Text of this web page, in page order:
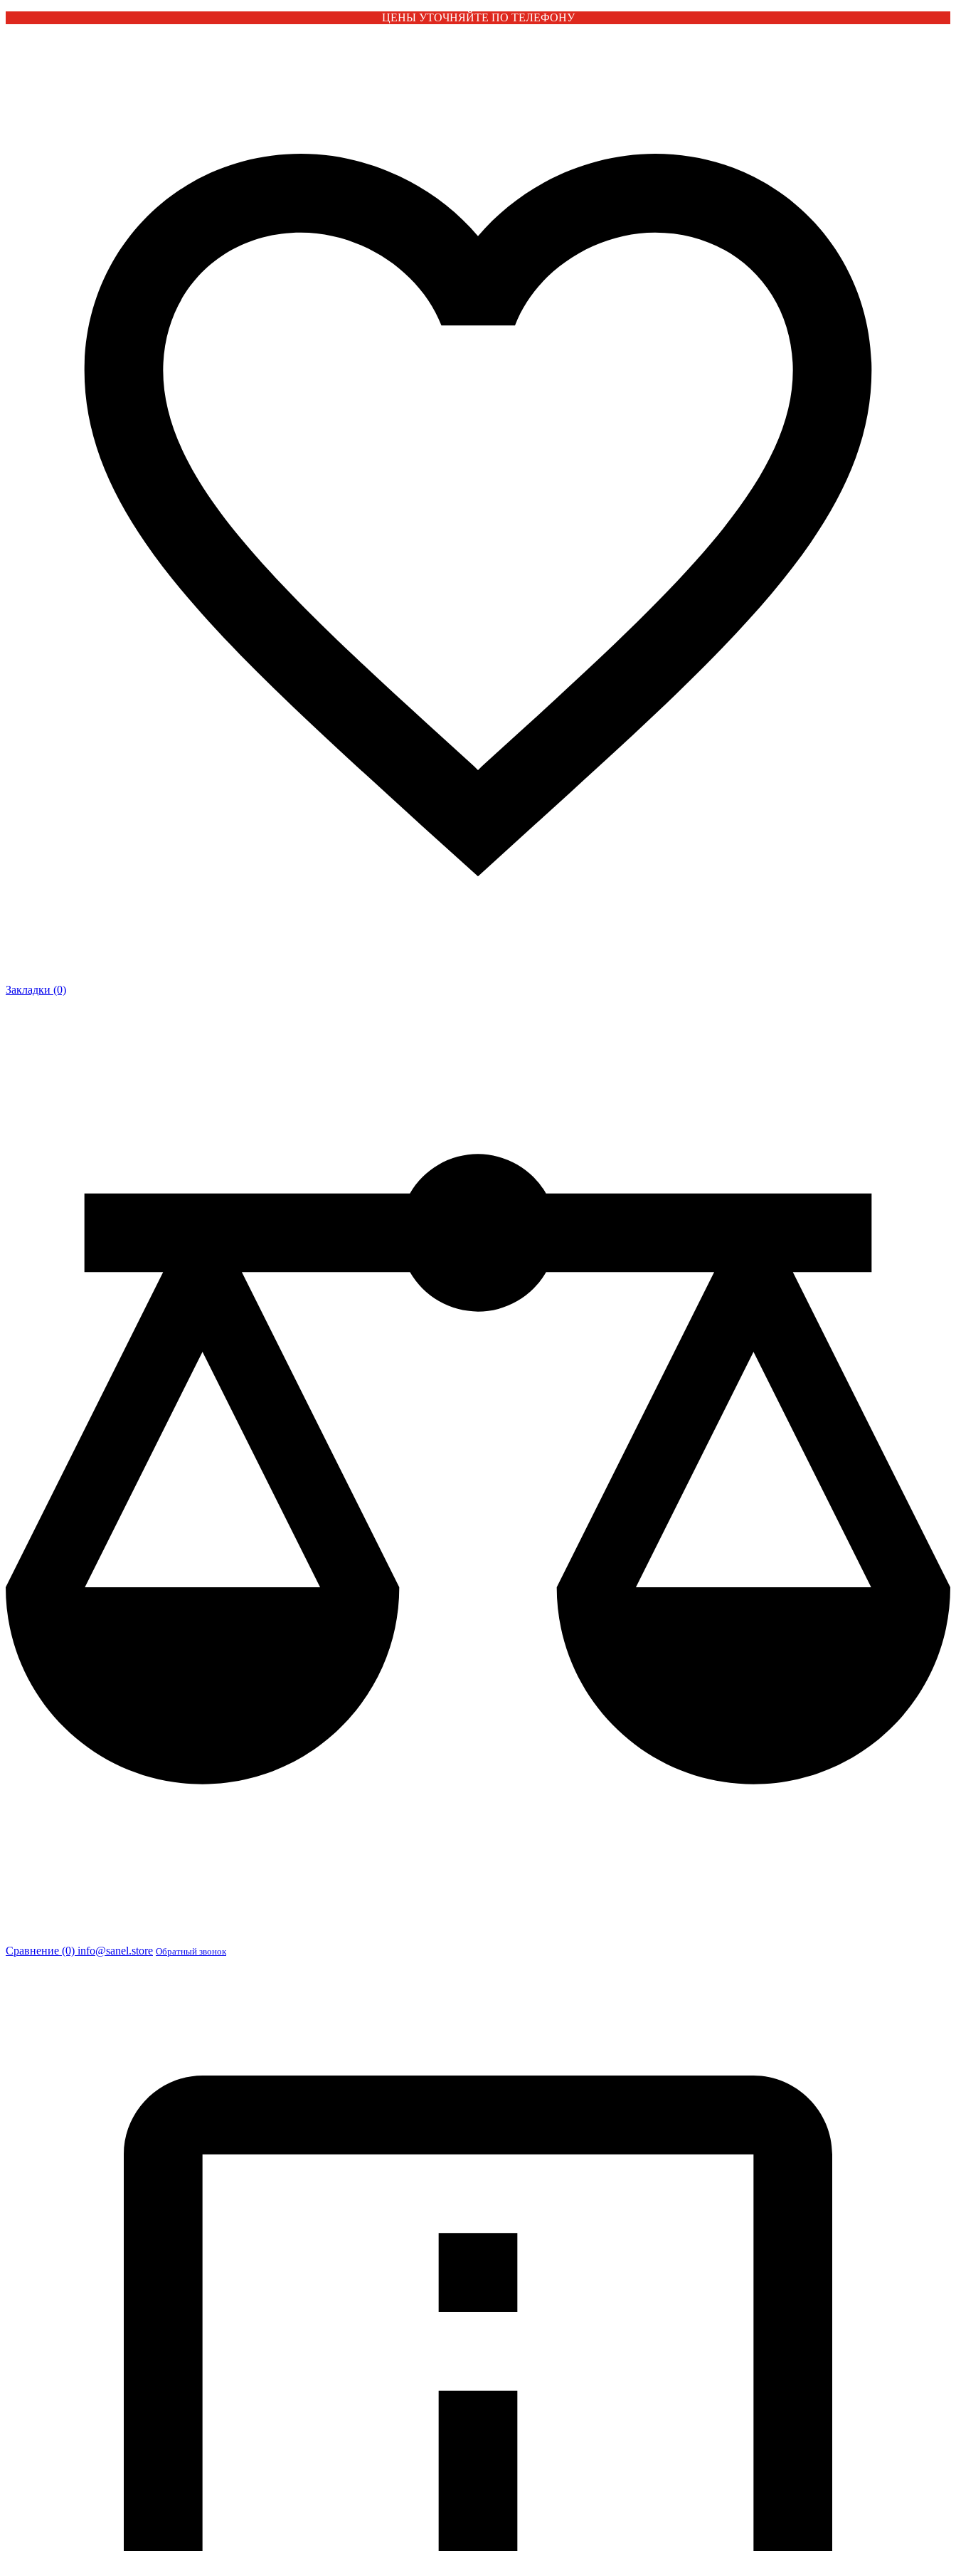
ЦЕНЫ УТОЧНЯЙТЕ ПО ТЕЛЕФОНУ
Закладки (0)
Сравнение (0) info@sanel.store Обратный звонок